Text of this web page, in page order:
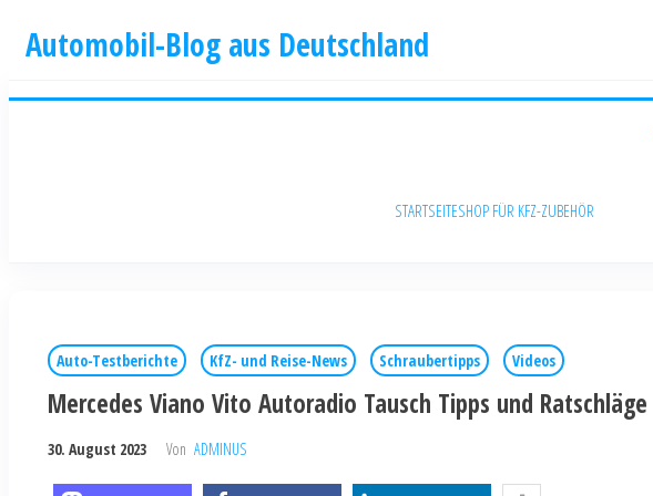
Automobil-Blog aus Deutschland
STARTSEITESHOP FÜR KFZ-ZUBEHÖR
Auto-Testberichte KfZ- und Reise-News Schraubertipps Videos
Mercedes Viano Vito Autoradio Tausch Tipps und Ratschläge
30. August 2023 Von ADMINUS